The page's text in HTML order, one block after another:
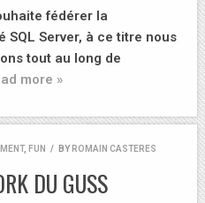
fédérer la
SQL Server, à ce titre nous
tout au long de
more »
, FUN / BY ROMAIN CASTERES
DU GUSS